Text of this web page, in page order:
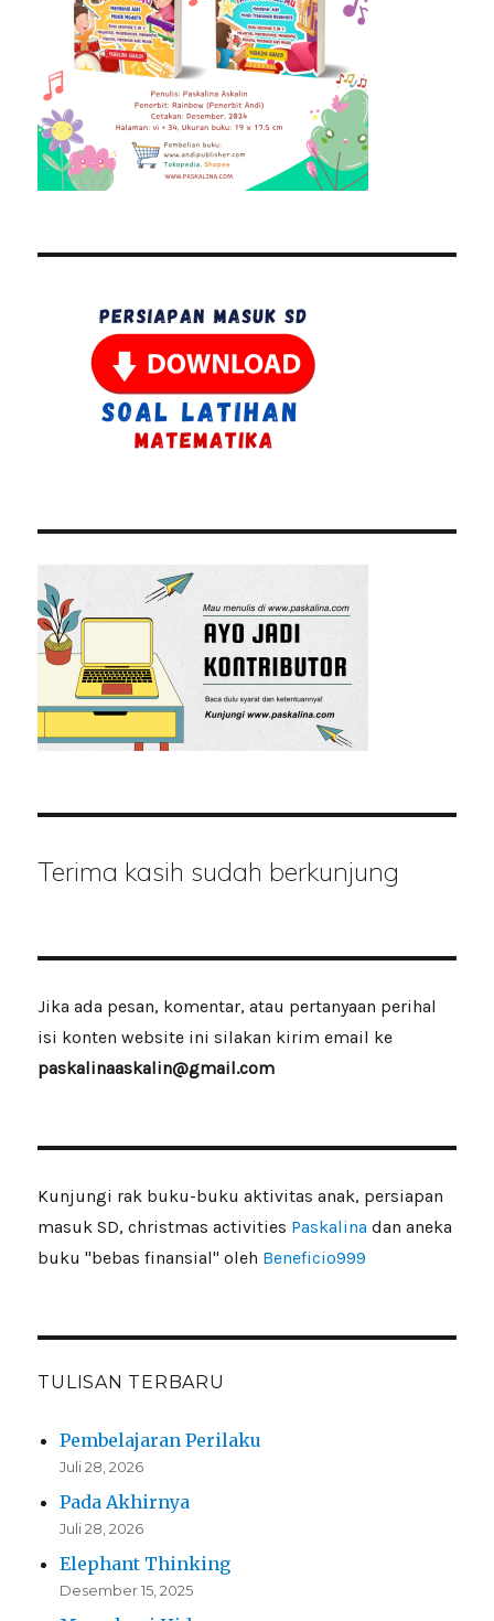
Terima kasih sudah berkunjung
Jika ada pesan, komentar, atau pertanyaan perihal
isi konten website ini silakan kirim email ke
paskalinaaskalin@gmail.com
Kunjungi rak buku-buku aktivitas anak, persiapan
masuk SD, christmas activities Paskalinadan aneka
buku "bebas finansial" oleh Beneficio999
TULISAN TERBARU
Pembelajaran Perilaku
Juli 28, 2026
Pada Akhirnya
Juli 28, 2026
Elephant Thinking
Desember 15, 2025